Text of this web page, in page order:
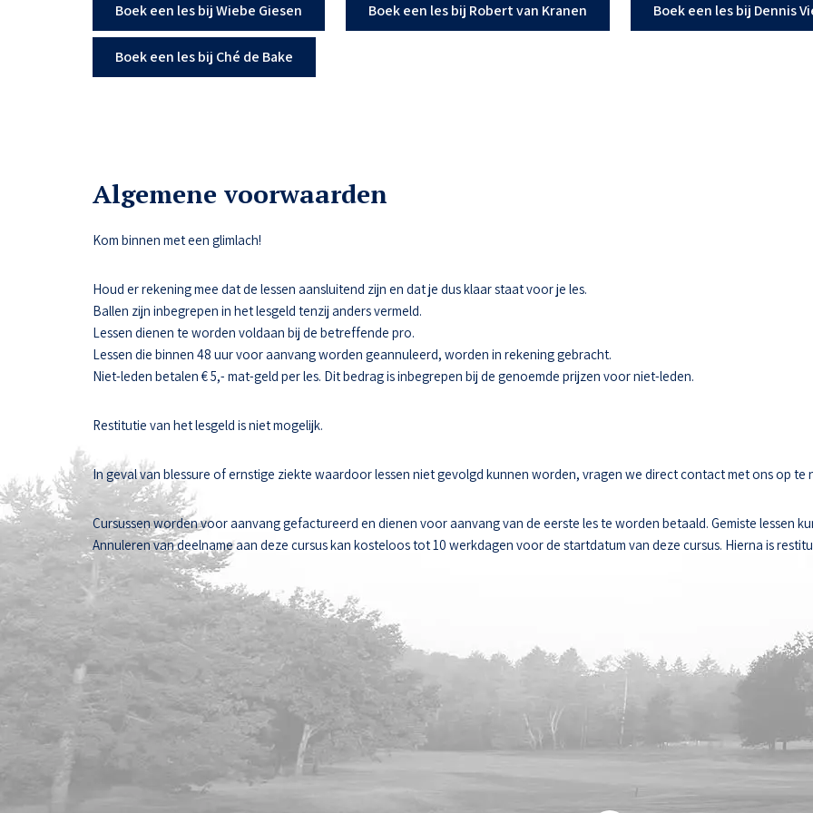
Boek een les bij Wiebe Giesen Boek een les bij Robert van Kranen Boek een les bij Dennis
Boek een les bij Ché de Bake
Algemene voorwaarden
Kom binnen met een glimlach!
Houd er rekening mee dat de lessen aansluitend zijn en dat je dus klaar staat voor je les.
Ballen zijn inbegrepen in het lesgeld tenzij anders vermeld.
Lessen dienen te worden voldaan bij de betreffende pro.
Lessen die binnen 48 uur voor aanvang worden geannuleerd, worden in rekening gebracht.
Niet-leden betalen € 5,- mat-geld per les. Dit bedrag is inbegrepen bij de genoemde prijzen voor niet-leden.
Restitutie van het lesgeld is niet mogelijk.
In geval van blessure of ernstige ziekte waardoor lessen niet gevolgd kunnen worden, vragen we direct contact met ons op te
Cursussen worden voor aanvang gefactureerd en dienen voor aanvang van de eerste les te worden betaald. Gemiste lessen
Annuleren van deelname aan deze cursus kan kosteloos tot 10 werkdagen voor de startdatum van deze cursus. Hierna is